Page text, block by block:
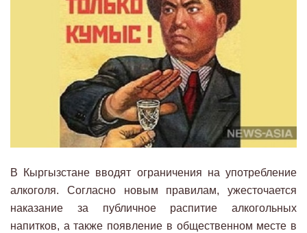
В Кыргызстане вводят ограничения на употребление
алкоголя. Согласно новым правилам, ужесточается
наказание за публичное распитие алкогольных
напитков, а также появление в общественном месте в